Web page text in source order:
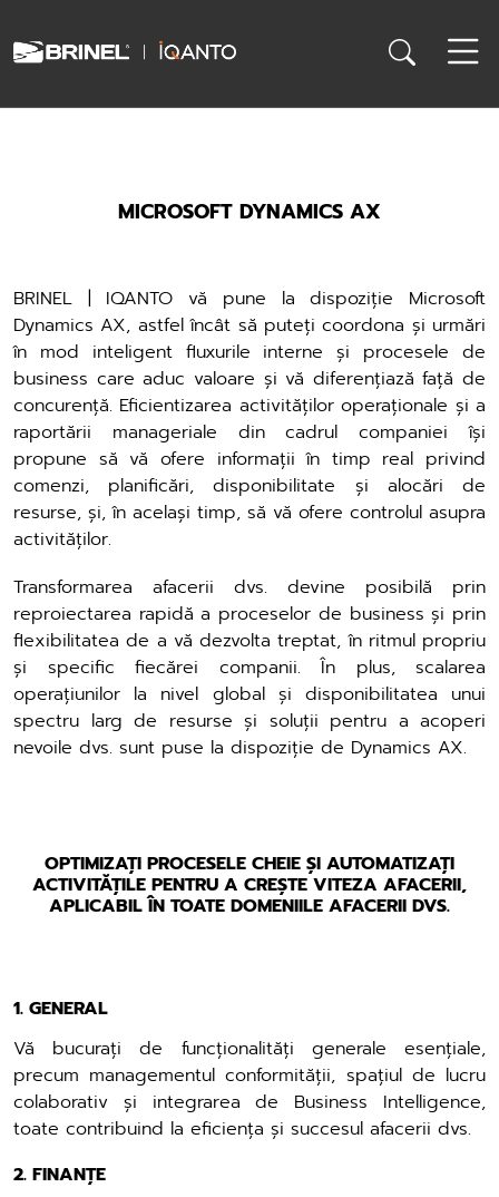
MICROSOFT DYNAMICS AX
BRINEL | IQANTO vă pune la dispoziție Microsoft
Dynamics AX, astfel încât să puteți coordona și urmări
în mod inteligent fluxurile interne și procesele de
business care aduc valoare și vă diferențiază față de
concurență. Eficientizarea activităților operaționale și a
raportării manageriale din cadrul companiei își
propune să vă ofere informații în timp real privind
comenzi, planificări, disponibilitate și alocări de
resurse, și, în același timp, să vă ofere controlul asupra
activităților.
Transformarea afacerii dvs. devine posibilă prin
reproiectarea rapidă a proceselor de business și prin
flexibilitatea de a vă dezvolta treptat, în ritmul propriu
și specific fiecărei companii. În plus, scalarea
operațiunilor la nivel global și disponibilitatea unui
spectru larg de resurse și soluții pentru a acoperi
nevoile dvs. sunt puse la dispoziție de Dynamics AX.
OPTIMIZAȚI PROCESELE CHEIE ȘI AUTOMATIZAȚI
ACTIVITĂȚILE PENTRU A CREȘTE VITEZA AFACERII,
APLICABIL ÎN TOATE DOMENIILE AFACERII DVS.
1. GENERAL
Vă bucurați de funcționalități generale esențiale,
precum managementul conformității, spațiul de lucru
colaborativ și integrarea de Business Intelligence,
toate contribuind la eficiența și succesul afacerii dvs.
2. FINANȚE